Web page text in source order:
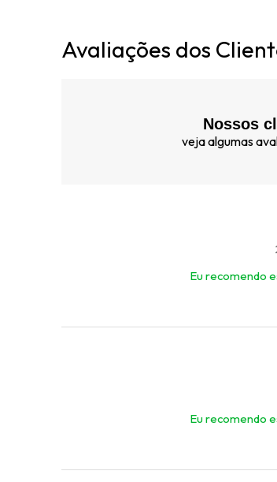
Avaliações dos
Nossos
veja algumas
Eu recomendo
Eu recomendo